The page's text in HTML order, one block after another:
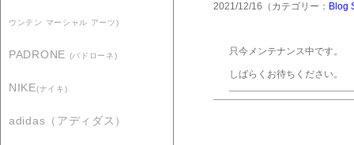
ウンテン マーシャル アーツ)
PADRONE (パドローネ)
NIKE(ナイキ)
adidas（アディダス）
2021/12/16（カテゴリー： Blog
只今メンテナンス中です。
しばらくお待ちください。